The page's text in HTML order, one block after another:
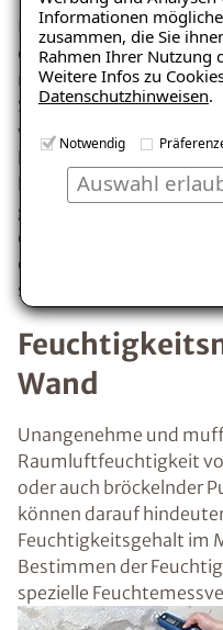
Informationen
zusammen, die Sie
Rahmen Ihrer Nutzung
Weitere Infos zu
Datenschutzhinweisen.
Notwendig
Auswahl
Wänden oder der
Anzeichen für
Kondensat, z.B.
Richtiges Heizen und
Risiko derEntstehung
und feuchten Wänden.
Wie kann
ausfindig
effektiv
Insbesondere nach
betroffenen Räume so
trockenzulegen, um
Schimmel und weiteren
vorzubeugen. In jedem
zunächst die konkrete
festgestellt und
Sobald die
können entsprechende